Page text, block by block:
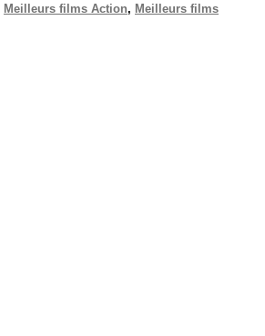
Meilleurs films Action, Meilleurs films